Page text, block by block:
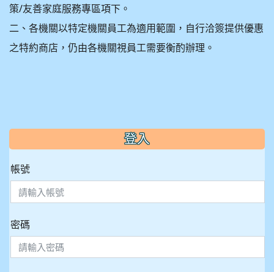
策/友善家庭服務專區項下。
二、各機關以特定機關員工為適用範圍，自行洽簽提供優惠
之特約商店，仍由各機關視員工需要衡酌辦理。
::: 登入
帳號
密碼